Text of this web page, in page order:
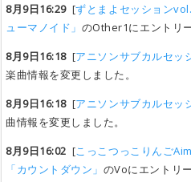
8月9日16:29[ずとまよセッション
ューマノイド」 のOther1にエントリ
8月9日16:18[アニソンサブカルセッ
楽曲情報を変更しました。
8月9日16:18[アニソンサブカルセッ
曲情報を変更しました。
8月9日16:02 [こっこつっこりんご
「カウントダウン」 のVoにエントリ